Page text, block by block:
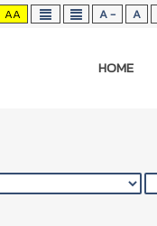
AA A - A
HOME